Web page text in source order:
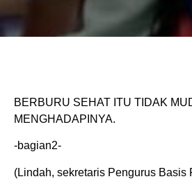
BERBURU SEHAT ITU TIDAK
MENGHADAPINYA.
-bagian2-
(Lindah, sekretaris Pengurus